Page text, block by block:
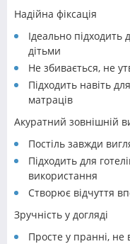
Надійна фіксація
Ідеально підходить
дітьми
Не збивається, не
Підходить навіть
матраців
Акуратний зовнішній
Постіль завжди
Підходить для
використання
Створює відчуття
Зручність у догляді
Просте у пранні, не